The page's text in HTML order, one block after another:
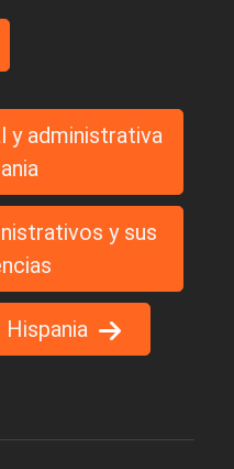
y administrativa
y sus